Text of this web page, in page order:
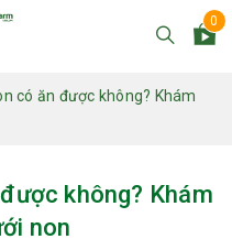
0
có ăn được không? Khám
không? Khám
non